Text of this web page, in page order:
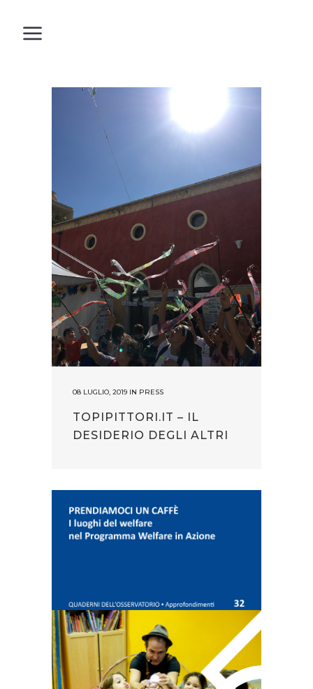
08 LUGLIO, 2019 IN PRESS
TOPIPITTORI.IT – IL
DESIDERIO DEGLI ALTRI